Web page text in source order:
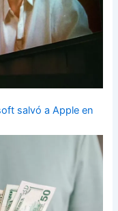
salvó a Apple en